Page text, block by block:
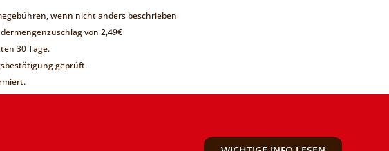
wenn nicht anders beschrieben
von 2,49€
30 Tage.
geprüft.